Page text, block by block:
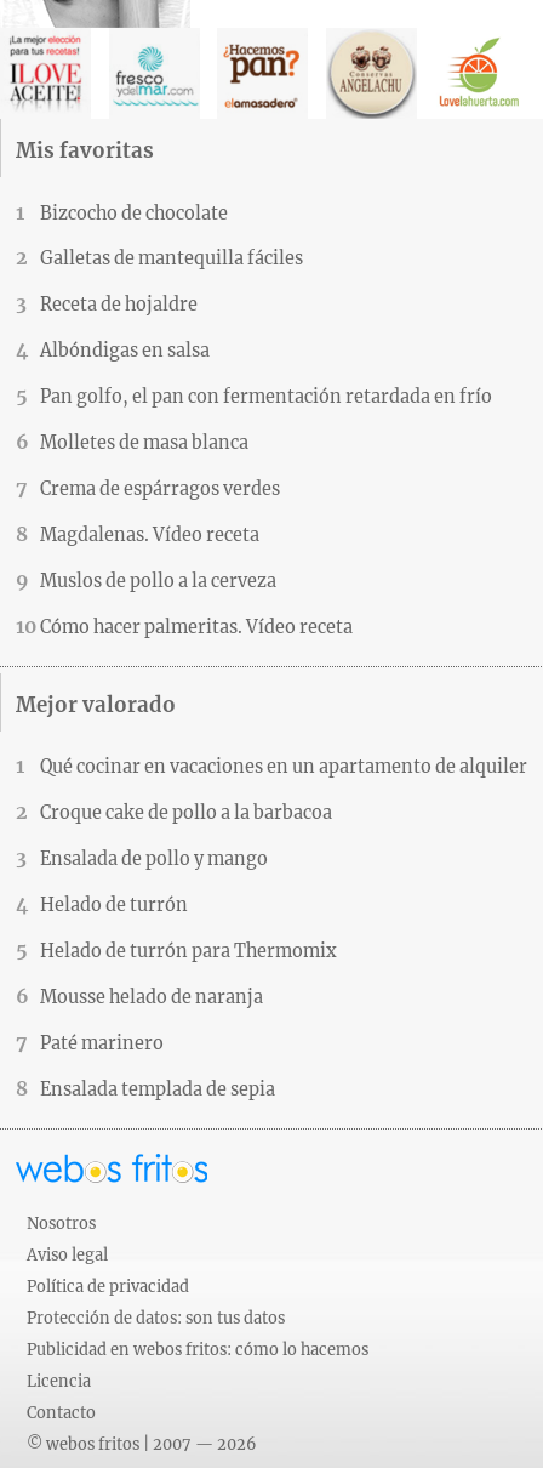
Mis favoritas
Bizcocho de chocolate
Galletas de mantequilla fáciles
Receta de hojaldre
Albóndigas en salsa
Pan golfo, el pan con fermentación retardada en frío
Molletes de masa blanca
Crema de espárragos verdes
Magdalenas. Vídeo receta
Muslos de pollo a la cerveza
Cómo hacer palmeritas. Vídeo receta
Mejor valorado
Qué cocinar en vacaciones en un apartamento de alquiler
Croque cake de pollo a la barbacoa
Ensalada de pollo y mango
Helado de turrón
Helado de turrón para Thermomix
Mousse helado de naranja
Paté marinero
Ensalada templada de sepia
Nosotros
Aviso legal
Política de privacidad
Protección de datos: son tus datos
Publicidad en webos fritos: cómo lo hacemos
Licencia
Contacto
© webos fritos | 2007 — 2026